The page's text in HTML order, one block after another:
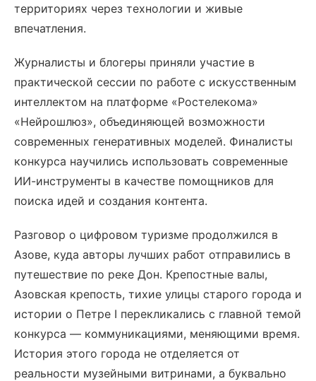
территориях через технологии и живые
впечатления.
Журналисты и блогеры приняли участие в
практической сессии по работе с искусственным
интеллектом на платформе «Ростелекома»
«Нейрошлюз», объединяющей возможности
современных генеративных моделей. Финалисты
конкурса научились использовать современные
ИИ-инструменты в качестве помощников для
поиска идей и создания контента.
Разговор о цифровом туризме продолжился в
Азове, куда авторы лучших работ отправились в
путешествие по реке Дон. Крепостные валы,
Азовская крепость, тихие улицы старого города и
истории о Петре I перекликались с главной темой
конкурса — коммуникациями, меняющими время.
История этого города не отделяется от
реальности музейными витринами, а буквально